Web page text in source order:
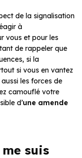
de la signalisation
à
vous et pour les
de rappeler que
si la
si vous en vantez
les forces de
camouflé votre
d’une amende
suis